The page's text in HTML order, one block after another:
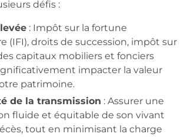
défis :
: Impôt sur la fortune
(IFI), droits de succession, impôt sur
capitaux mobiliers et fonciers
impacter la valeur
patrimoine.
de la transmission : Assurer une
fluide et équitable de son vivant
tout en minimisant la charge